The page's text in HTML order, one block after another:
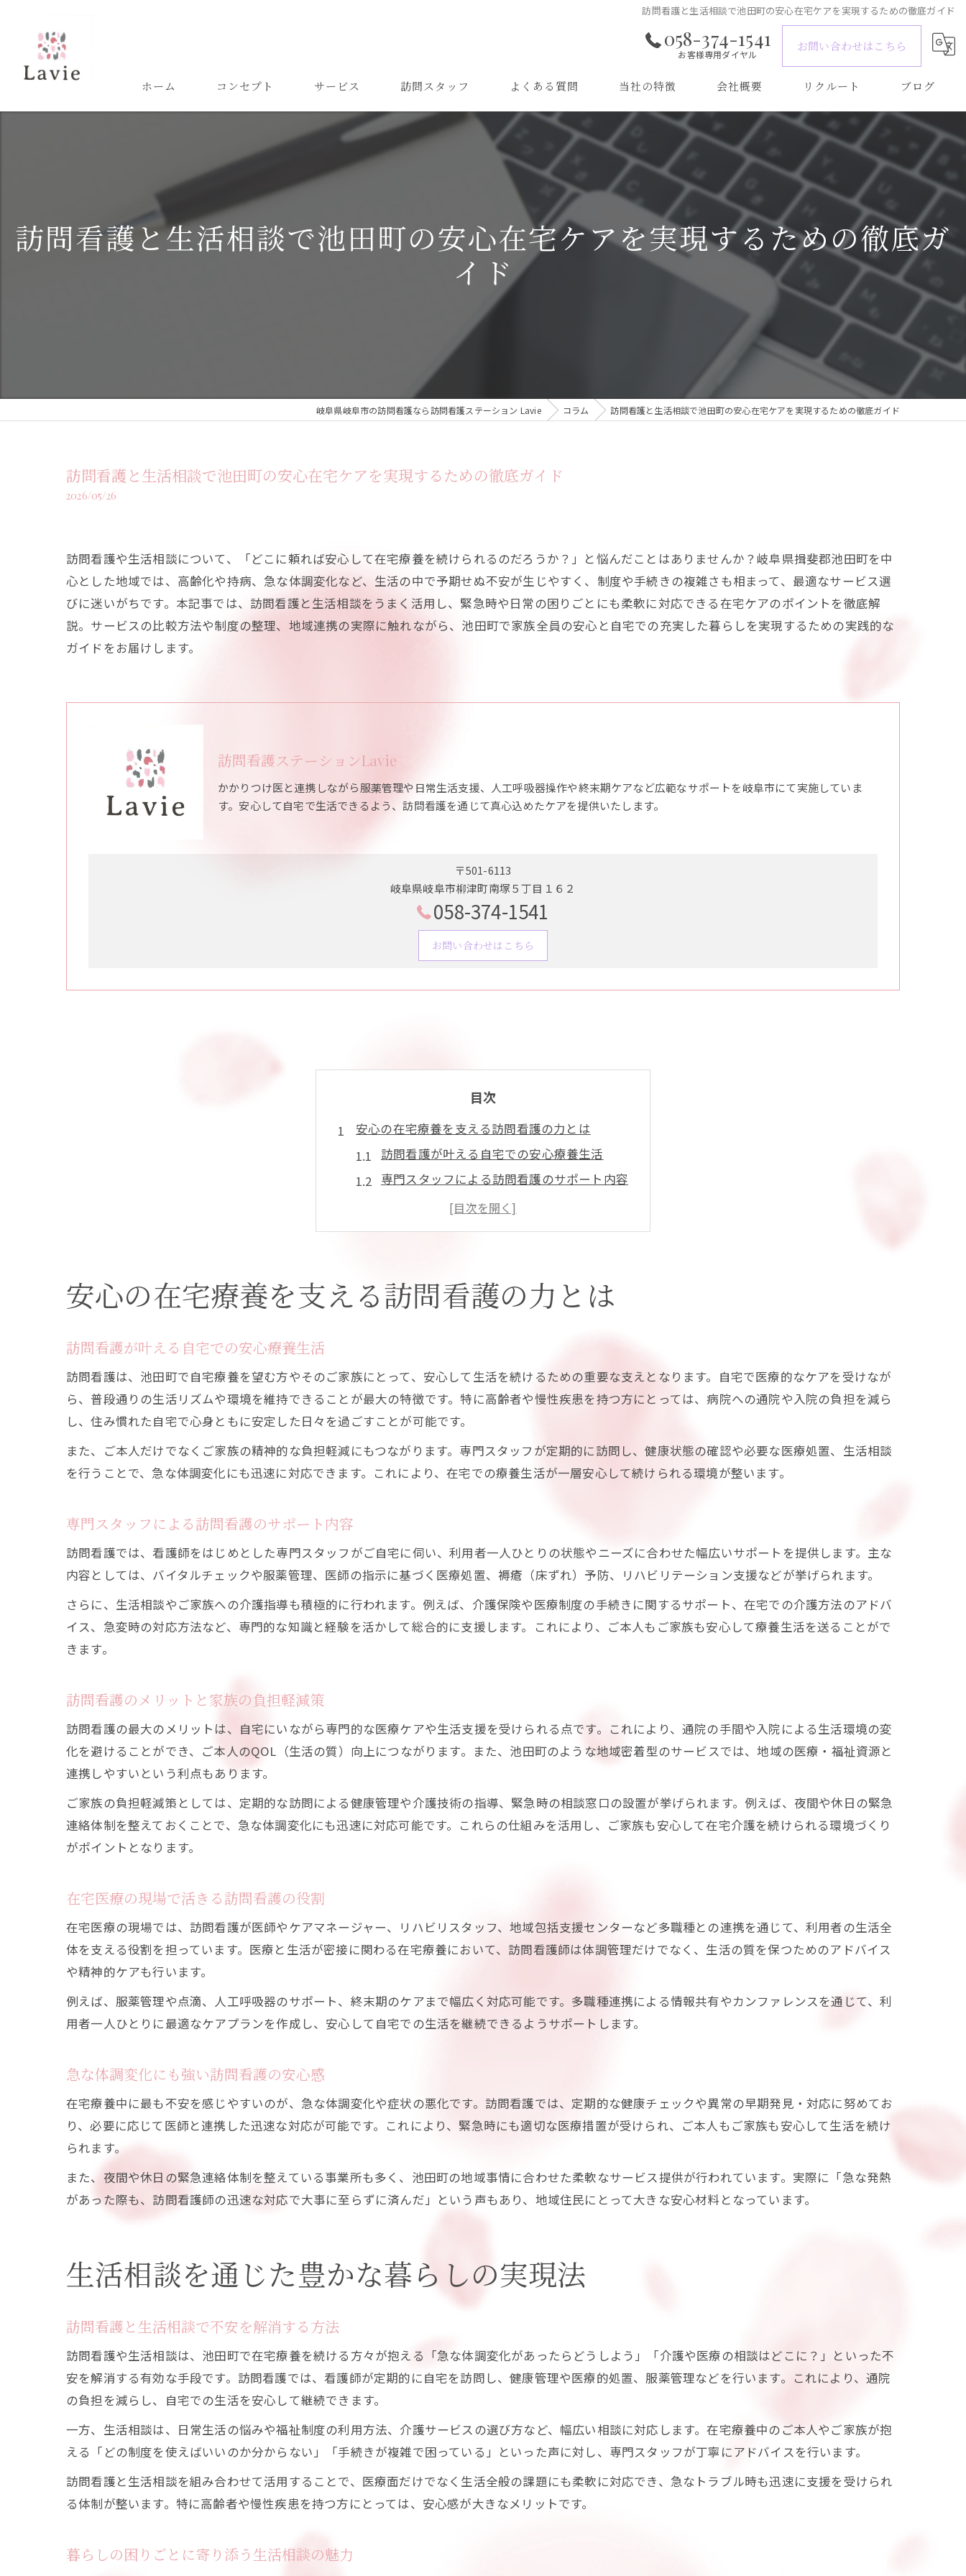
訪問看護と生活相談で池田町の安心在宅ケアを実現するための徹底ガイド
058-374-1541
お客様専用ダイヤル
お問い合わせはこちら
ホーム コンセプト サービス 訪問スタッフ よくある質問 当社の特徴
高齢者
難病
障がい
24時間
会社概要 リクルート ブログ
訪問看護と生活相談で池田町の安心在宅ケアを実現するための徹底ガ
イド
岐阜県岐阜市の訪問看護なら訪問看護ステーション Lavie コラム 訪問看護と生活相談で池田町の安心在宅ケアを実現するための徹底ガイド
訪問看護と生活相談で池田町の安心在宅ケアを実現するための徹底ガイド
2026/05/26
訪問看護や生活相談について、「どこに頼れば安心して在宅療養を続けられるのだろうか？」と悩んだことはありませんか？岐阜県揖斐郡池田町を中
心とした地域では、高齢化や持病、急な体調変化など、生活の中で予期せぬ不安が生じやすく、制度や手続きの複雑さも相まって、最適なサービス選
びに迷いがちです。本記事では、訪問看護と生活相談をうまく活用し、緊急時や日常の困りごとにも柔軟に対応できる在宅ケアのポイントを徹底解
説。サービスの比較方法や制度の整理、地域連携の実際に触れながら、池田町で家族全員の安心と自宅での充実した暮らしを実現するための実践的な
ガイドをお届けします。
訪問看護ステーションLavie
かかりつけ医と連携しながら服薬管理や日常生活支援、人工呼吸器操作や終末期ケアなど広範なサポートを岐阜市にて実施していま
す。安心して自宅で生活できるよう、訪問看護を通じて真心込めたケアを提供いたします。
〒501-6113
岐阜県岐阜市柳津町南塚５丁目１６２
058-374-1541
お問い合わせはこちら
目次
安心の在宅療養を支える訪問看護の力とは
訪問看護が叶える自宅での安心療養生活
専門スタッフによる訪問看護のサポート内容
訪問看護のメリットと家族の負担軽減策
在宅医療の現場で活きる訪問看護の役割
生活相談を通じた豊かな暮らしの実現法
訪問看護と生活相談で不安を解消する方法
生活相談を頼ることで見つかる新しい支援
日常生活の悩みを訪問看護で早期解決
訪問看護を選ぶ際のチェックポイント解説
訪問看護選びで重視すべきポイントとは
訪問看護の対応範囲やサービス内容を比較
訪問看護の対応時間と緊急時の対応体制
池田町で生活相談と看護を活用するコツ
池田町で訪問看護サービスを上手に利用
生活相談と訪問看護を併用する利点とは
在宅ケアを支える地域連携の現場に迫る
地域連携による訪問看護の強みを探る
多職種協働で実現する質の高い訪問看護
地域資源を活かした訪問看護の支援例
これからの訪問看護に求められる役割
家族とともに成長する訪問看護の現場
安心して暮らせる地域づくりと訪問看護
安心の在宅療養を支える訪問看護の力とは
訪問看護が叶える自宅での安心療養生活
訪問看護は、池田町で自宅療養を望む方やそのご家族にとって、安心して生活を続けるための重要な支えとなります。自宅で医療的なケアを受けなが
ら、普段通りの生活リズムや環境を維持できることが最大の特徴です。特に高齢者や慢性疾患を持つ方にとっては、病院への通院や入院の負担を減ら
し、住み慣れた自宅で心身ともに安定した日々を過ごすことが可能です。
また、ご本人だけでなくご家族の精神的な負担軽減にもつながります。専門スタッフが定期的に訪問し、健康状態の確認や必要な医療処置、生活相談
を行うことで、急な体調変化にも迅速に対応できます。これにより、在宅での療養生活が一層安心して続けられる環境が整います。
専門スタッフによる訪問看護のサポート内容
訪問看護では、看護師をはじめとした専門スタッフがご自宅に伺い、利用者一人ひとりの状態やニーズに合わせた幅広いサポートを提供します。主な
内容としては、バイタルチェックや服薬管理、医師の指示に基づく医療処置、褥瘡（床ずれ）予防、リハビリテーション支援などが挙げられます。
さらに、生活相談やご家族への介護指導も積極的に行われます。例えば、介護保険や医療制度の手続きに関するサポート、在宅での介護方法のアドバ
イス、急変時の対応方法など、専門的な知識と経験を活かして総合的に支援します。これにより、ご本人もご家族も安心して療養生活を送ることがで
きます。
訪問看護のメリットと家族の負担軽減策
訪問看護の最大のメリットは、自宅にいながら専門的な医療ケアや生活支援を受けられる点です。これにより、通院の手間や入院による生活環境の変
化を避けることができ、ご本人のQOL（生活の質）向上につながります。また、池田町のような地域密着型のサービスでは、地域の医療・福祉資源と
連携しやすいという利点もあります。
ご家族の負担軽減策としては、定期的な訪問による健康管理や介護技術の指導、緊急時の相談窓口の設置が挙げられます。例えば、夜間や休日の緊急
連絡体制を整えておくことで、急な体調変化にも迅速に対応可能です。これらの仕組みを活用し、ご家族も安心して在宅介護を続けられる環境づくり
がポイントとなります。
在宅医療の現場で活きる訪問看護の役割
在宅医療の現場では、訪問看護が医師やケアマネージャー、リハビリスタッフ、地域包括支援センターなど多職種との連携を通じて、利用者の生活全
体を支える役割を担っています。医療と生活が密接に関わる在宅療養において、訪問看護師は体調管理だけでなく、生活の質を保つためのアドバイス
や精神的ケアも行います。
例えば、服薬管理や点滴、人工呼吸器のサポート、終末期のケアまで幅広く対応可能です。多職種連携による情報共有やカンファレンスを通じて、利
用者一人ひとりに最適なケアプランを作成し、安心して自宅での生活を継続できるようサポートします。
急な体調変化にも強い訪問看護の安心感
在宅療養中に最も不安を感じやすいのが、急な体調変化や症状の悪化です。訪問看護では、定期的な健康チェックや異常の早期発見・対応に努めてお
り、必要に応じて医師と連携した迅速な対応が可能です。これにより、緊急時にも適切な医療措置が受けられ、ご本人もご家族も安心して生活を続け
られます。
また、夜間や休日の緊急連絡体制を整えている事業所も多く、池田町の地域事情に合わせた柔軟なサービス提供が行われています。実際に「急な発熱
があった際も、訪問看護師の迅速な対応で大事に至らずに済んだ」という声もあり、地域住民にとって大きな安心材料となっています。
生活相談を通じた豊かな暮らしの実現法
訪問看護と生活相談で不安を解消する方法
訪問看護や生活相談は、池田町で在宅療養を続ける方々が抱える「急な体調変化があったらどうしよう」「介護や医療の相談はどこに？」といった不
安を解消する有効な手段です。訪問看護では、看護師が定期的に自宅を訪問し、健康管理や医療的処置、服薬管理などを行います。これにより、通院
の負担を減らし、自宅での生活を安心して継続できます。
一方、生活相談は、日常生活の悩みや福祉制度の利用方法、介護サービスの選び方など、幅広い相談に対応します。在宅療養中のご本人やご家族が抱
える「どの制度を使えばいいのか分からない」「手続きが複雑で困っている」といった声に対し、専門スタッフが丁寧にアドバイスを行います。
訪問看護と生活相談を組み合わせて活用することで、医療面だけでなく生活全般の課題にも柔軟に対応でき、急なトラブル時も迅速に支援を受けられ
る体制が整います。特に高齢者や慢性疾患を持つ方にとっては、安心感が大きなメリットです。
暮らしの困りごとに寄り添う生活相談の魅力